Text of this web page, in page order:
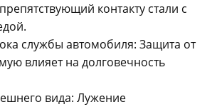
контакту стали с
службы автомобиля: Защита от
влияет на долговечность
вида: Лужение